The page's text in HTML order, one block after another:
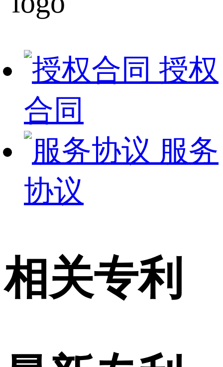
授权
合同
服务
协议
相关专利